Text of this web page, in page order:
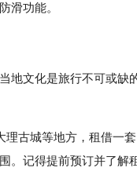
滑功能。
地文化是旅行不可或
古城等地方，租借一
。记得提前预订并了解